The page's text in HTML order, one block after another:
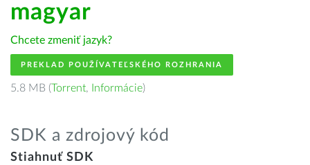
magyar
Chcete zmeniť jazyk?
PREKLAD POUŽÍVATEĽSKÉHO ROZHRANIA
5.8 MB (Torrent, Informácie)
SDK a zdrojový kód
Stiahnuť SDK